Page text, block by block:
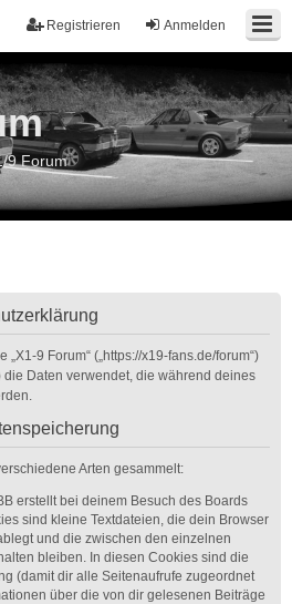
Anmelden
Registrieren
9 Forum
9 Forum“ („https://x19-fans.de/forum“)
die Daten verwendet, die während deines
Arten gesammelt:
erstellt bei deinem Besuch des Boards
sind kleine Textdateien, die dein Browser
und die zwischen den einzelnen
bleiben. In diesen Cookies sind die
(damit dir alle Seitenaufrufe zugeordnet
über die von dir gelesenen Beiträge